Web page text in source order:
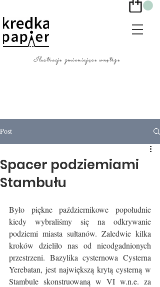
Ilustracje zmieniające wnętrze
Post
Spacer podziemiami
Stambułu
Było piękne październikowe popołudnie
kiedy wybraliśmy się na odkrywanie
podziemi miasta sułtanów. Zaledwie kilka
kroków dzieliło nas od nieodgadnionych
przestrzeni. Bazylika cysternowa Cysterna
Yerebatan, jest największą krytą cysterną w
Stambule skonstruowaną w VI w.n.e. za